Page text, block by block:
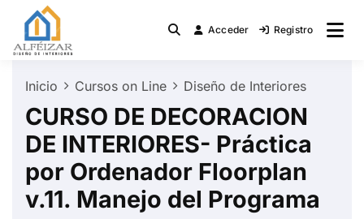
Saltar
contenido
Diseño de Interiores
Acceder Registro
Inicio Cursos on Line Diseño de Interiores
CURSO DE DECORACION
DE INTERIORES- Práctica
por Ordenador Floorplan
v.11. Manejo del Programa